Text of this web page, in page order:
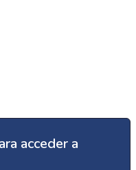
acceder a